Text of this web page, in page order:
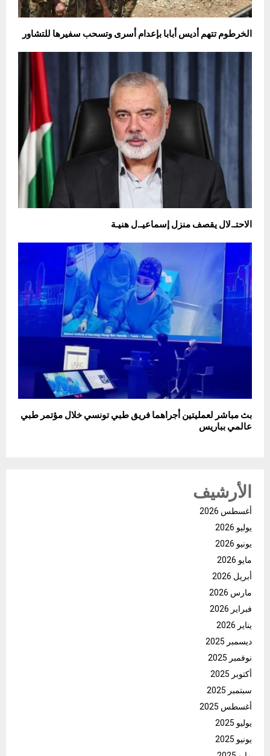
الخرطوم تتهم أديس أبابا بإعدام أسرى وتسحب سفيرها للتشاور
الاحتـ.لال يقصف منزل إسماعيـ.ل هنيـة
بث مباشر لعمليتين أجراهما فريق طبي تونسي خلال مؤتمر طبي
عالمي بباريس
الأرشيف
أغسطس 2026
يوليو 2026
يونيو 2026
مايو 2026
أبريل 2026
مارس 2026
فبراير 2026
يناير 2026
ديسمبر 2025
نوفمبر 2025
أكتوبر 2025
سبتمبر 2025
أغسطس 2025
يوليو 2025
يونيو 2025